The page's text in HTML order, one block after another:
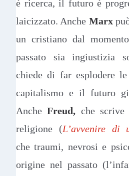
è ricerca, il futuro è
laicizzato. Anche Marx
un cristiano dal
passato sia ingiustizia
chiede di far esplodere
capitalismo e il futuro
AncheFreud, che
religione (L’avvenire di
che traumi, nevrosi e
origine nel passato